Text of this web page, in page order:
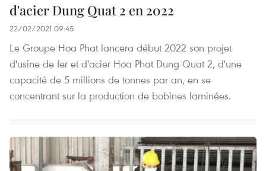
d'acier Dung Quat 2 en 2022
22/02/2021 09:45
Le Groupe Hoa Phat lancera début 2022 son projet
d'usine de fer et d'acier Hoa Phat Dung Quat 2, d'une
capacité de 5 millions de tonnes par an, en se
concentrant sur la production de bobines laminées.